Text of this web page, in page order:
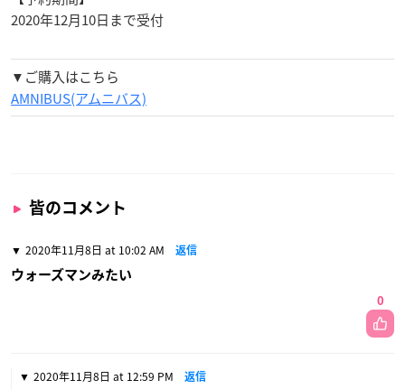
2020年12月10日まで受付
▼ご購入はこちら
AMNIBUS(アムニバス)
皆のコメント
2020年11月8日 at 10:02 AM 返信
ウォーズマンみたい
0
2020年11月8日 at 12:59 PM 返信